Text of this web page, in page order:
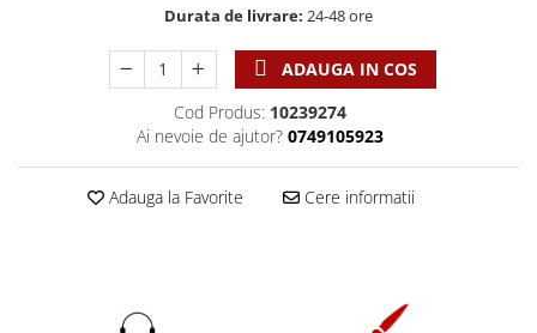
Enciclopedii
Literatura
Tablouri din lemn
Pungi cadou cu versete
Sacoșă
Semne de carte
Durata de livrare: 24-48 ore
ADAUGA IN COS
Cod Produs: 10239274
Ai nevoie de ajutor? 0749105923
Adauga la Favorite Cere informatii